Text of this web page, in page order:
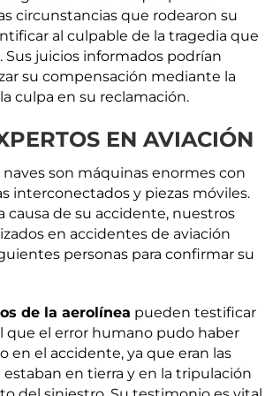
circunstancias que rodearon su
al culpable de la tragedia que
Sus juicios informados podrían
su compensación mediante la
culpa en su reclamación.
EN AVIACIÓN
naves son máquinas enormes con
interconectados y piezas móviles.
causa de su accidente, nuestros
en accidentes de aviación
personas para confirmar su
de la aerolínea pueden testificar
que el error humano pudo haber
en el accidente, ya que eran las
estaban en tierra y en la tripulación